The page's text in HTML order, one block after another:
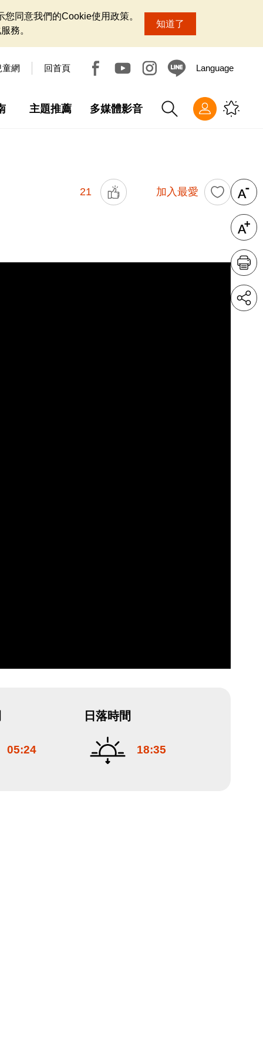
同意我們的Cookie使用政策。
務。
知道了
童網 回首頁 Language
主題推薦 多媒體影音
21 加入最愛
05:24
日落時間
18:35